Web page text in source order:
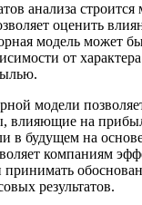
анализа строится
оценить
модель может
от
модели
влияющие на
в будущем на
компаниям
результатов.